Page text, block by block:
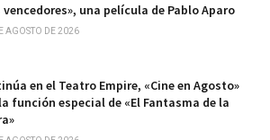
vencedores», una película de Pablo Aparo
AGOSTO DE 2026
en el Teatro Empire, «Cine en Agosto»
función especial de «El Fantasma de la